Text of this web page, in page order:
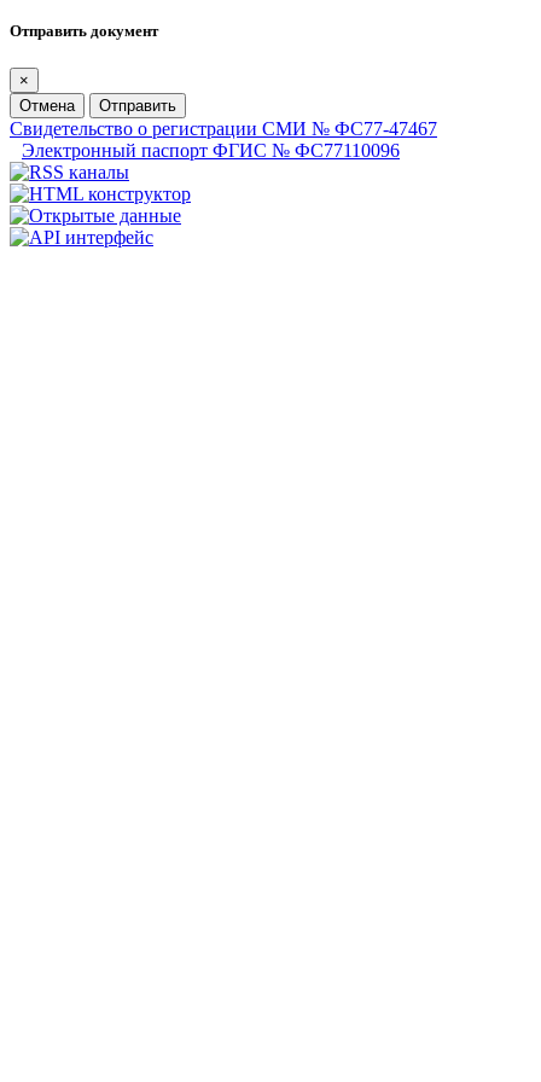
Отправить документ
×
Отмена
Отправить
Свидетельство о регистрации СМИ № ФС77-47467
Электронный паспорт ФГИС № ФС77110096